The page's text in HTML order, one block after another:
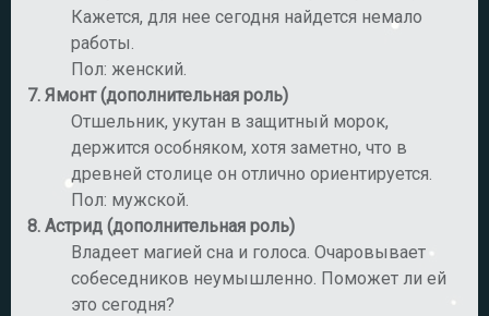
Кажется, для нее сегодня найдется немало
работы.
Пол: женский.
7. Ямонт (дополнительная роль)
Отшельник, укутан в защитный морок,
держится особняком, хотя заметно, что в
древней столице он отлично ориентируется.
Пол: мужской.
8. Астрид (дополнительная роль)
Владеет магией сна и голоса. Очаровывает
собеседников неумышленно. Поможет ли ей
это сегодня?